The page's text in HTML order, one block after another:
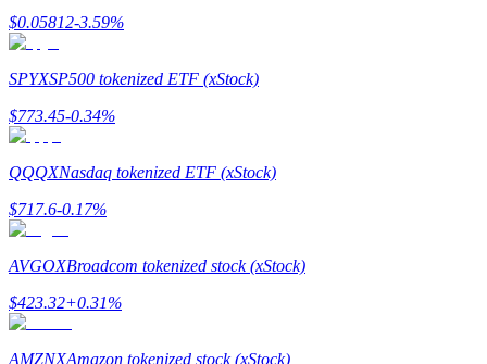
Stratégies de trading
Apprenez à rester rentable
$0.05812-3.59%
SPYXSP500 tokenized ETF (xStock)
$773.45-0.34%
QQQXNasdaq tokenized ETF (xStock)
$717.6-0.17%
AVGOXBroadcom tokenized stock (xStock)
$423.32+0.31%
AMZNXAmazon tokenized stock (xStock)